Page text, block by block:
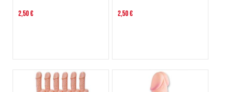
2,50 € 2,50 €